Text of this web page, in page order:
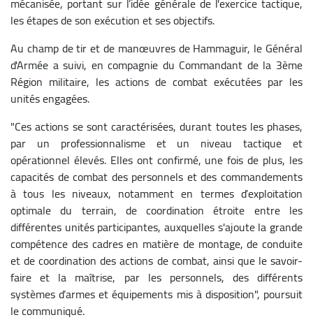
les étapes de son exécution et ses objectifs.
Au champ de tir et de manœuvres de Hammaguir, le Général
d'Armée a suivi, en compagnie du Commandant de la 3ème
Région militaire, les actions de combat exécutées par les
unités engagées.
"Ces actions se sont caractérisées, durant toutes les phases,
par un professionnalisme et un niveau tactique et
opérationnel élevés. Elles ont confirmé, une fois de plus, les
capacités de combat des personnels et des commandements
à tous les niveaux, notamment en termes d’exploitation
optimale du terrain, de coordination étroite entre les
différentes unités participantes, auxquelles s'ajoute la grande
compétence des cadres en matière de montage, de conduite
et de coordination des actions de combat, ainsi que le savoir-
faire et la maîtrise, par les personnels, des différents
systèmes d’armes et équipements mis à disposition", poursuit
le communiqué.